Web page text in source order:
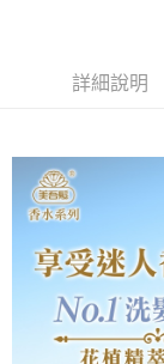
恩沛科技股份有限
詳細說明